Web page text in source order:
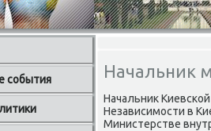
события Начальник
Начальниκ
Независимости в
Министерстве